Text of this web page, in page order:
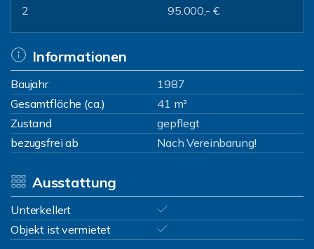
2
95.000,- €
Informationen
Baujahr
1987
Gesamtfläche (ca.)
41 m²
Zustand
gepflegt
bezugsfrei ab
Nach Vereinbarung!
Ausstattung
Unterkellert
Objekt ist vermietet